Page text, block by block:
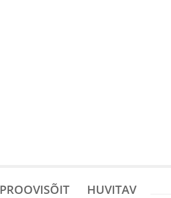
PROOVISÕIT HUVITAV